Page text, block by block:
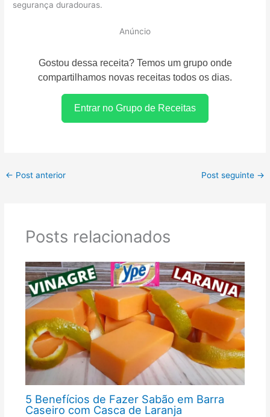
segurança duradouras.
Anúncio
Gostou dessa receita? Temos um grupo onde
compartilhamos novas receitas todos os dias.
Entrar no Grupo de Receitas
← Post anterior Post seguinte →
Posts relacionados
5 Benefícios de Fazer Sabão em Barra
Caseiro com Casca de Laranja